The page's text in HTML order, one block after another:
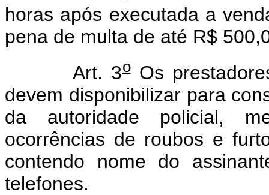
horas após executada a
pena de multa de até R$
Art. 3oOs
devem disponibilizar para
da autoridade policial,
ocorrências de roubos e
contendo nome do
telefones.